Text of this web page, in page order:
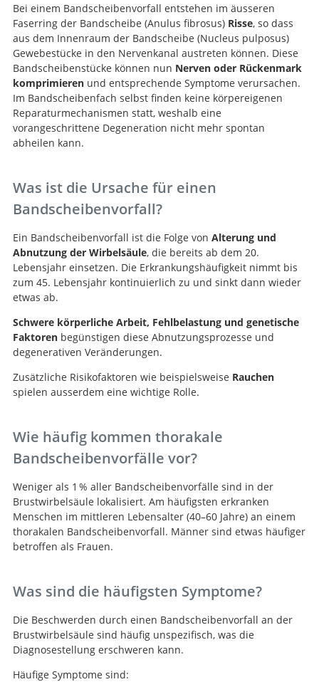
Bei einem Bandscheibenvorfall entstehen im äusseren
Faserring der Bandscheibe (Anulus fibrosus) Risse, so dass
aus dem Innenraum der Bandscheibe (Nucleus pulposus)
Gewebestücke in den Nervenkanal austreten können. Diese
Bandscheibenstücke können nun Nerven oder Rückenmark
komprimierenund entsprechende Symptome verursachen.
Im Bandscheibenfach selbst finden keine körpereigenen
Reparaturmechanismen statt, weshalb eine
vorangeschrittene Degeneration nicht mehr spontan
abheilen kann.
Was ist die Ursache für einen
Bandscheibenvorfall?
Ein Bandscheibenvorfall ist die Folge von Alterung und
Abnutzung der Wirbelsäule, die bereits ab dem 20.
Lebensjahr einsetzen. Die Erkrankungshäufigkeit nimmt bis
zum 45. Lebensjahr kontinuierlich zu und sinkt dann wieder
etwas ab.
Schwere körperliche Arbeit, Fehlbelastung und genetische
Faktorenbegünstigen diese Abnutzungsprozesse und
degenerativen Veränderungen.
Zusätzliche Risikofaktoren wie beispielsweise Rauchen
spielen ausserdem eine wichtige Rolle.
Wie häufig kommen thorakale
Bandscheibenvorfälle vor?
Weniger als 1 % aller Bandscheibenvorfälle sind in der
Brustwirbelsäule lokalisiert. Am häufigsten erkranken
Menschen im mittleren Lebensalter (40–60 Jahre) an einem
thorakalen Bandscheibenvorfall. Männer sind etwas häufiger
betroffen als Frauen.
Was sind die häufigsten Symptome?
Die Beschwerden durch einen Bandscheibenvorfall an der
Brustwirbelsäule sind häufig unspezifisch, was die
Diagnosestellung erschweren kann.
Häufige Symptome sind: